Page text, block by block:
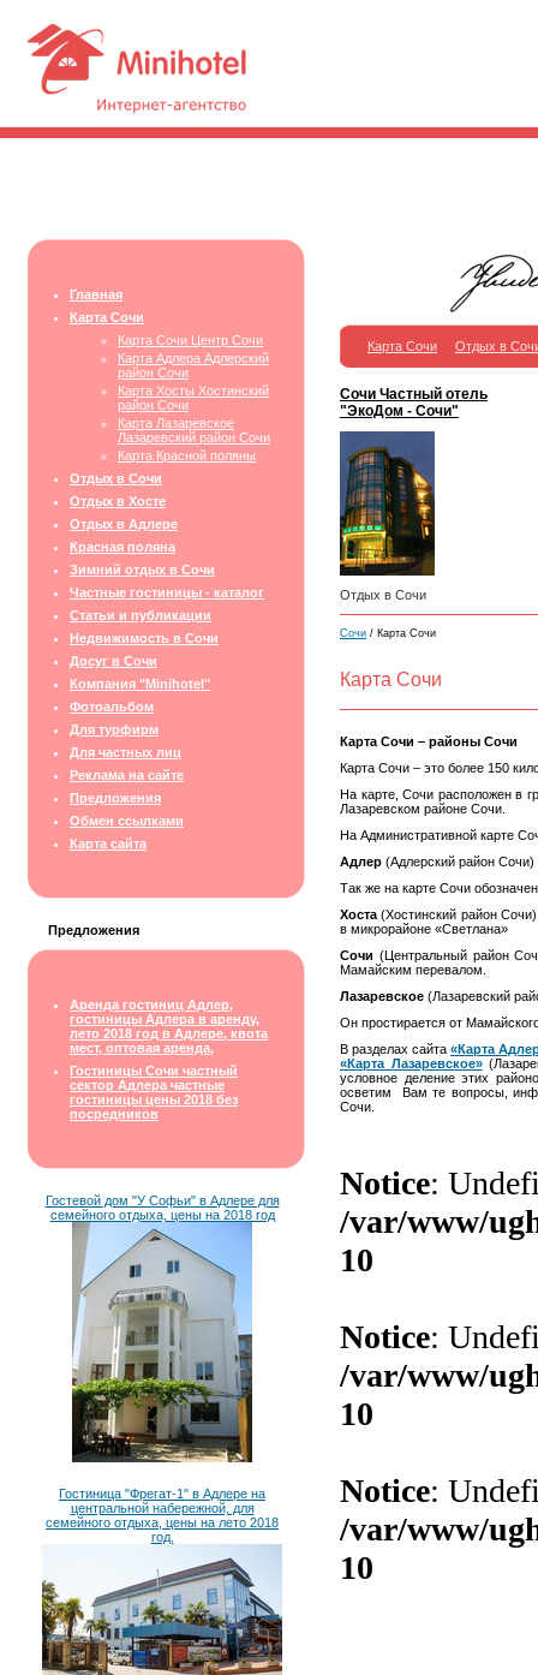
Главная
Карта Сочи
Карта Сочи Центр Сочи
Карта Адлера Адлерский
район Сочи
Карта Хосты Хостинский
район Сочи
Карта Лазаревское
Лазаревский район Сочи
Карта Красной поляны
Отдых в Сочи
Отдых в Хосте
Отдых в Адлере
Красная поляна
Зимний отдых в Сочи
Частные гостиницы - каталог
Статьи и публикации
Недвижимость в Сочи
Досуг в Сочи
Компания "Minihotel"
Фотоальбом
Для турфирм
Для частных лиц
Реклама на сайте
Предложения
Обмен ссылками
Карта сайта
Предложения
Аренда гостиниц Адлер,
гостиницы Адлера в аренду,
лето 2018 год в Адлере, квота
мест, оптовая аренда,
Гостиницы Сочи частный
сектор Адлера частные
гостиницы цены 2018 без
посредников
Гостевой дом "У Софьи" в Адлере для
семейного отдыха, цены на 2018 год
Гостиница "Фрегат-1" в Адлере на
центральной набережной, для
семейного отдыха, цены на лето 2018
год.
Карта Сочи Отдых в
Сочи Частный отель
"ЭкоДом - Сочи"
Отдых в Сочи
Сочи / Карта Сочи
Карта Сочи
Карта Сочи – районы Сочи
Карта Сочи – это более 150
На карте, Сочи расположен в
Лазаревском районе Сочи.
На Административной карте
Адлер (Адлерский район Сочи)
Так же на карте Сочи
Хоста (Хостинский район
в микрорайоне «Светлана»
Сочи (Центральный район
Мамайским перевалом.
Лазаревское (Лазаревский
Он простирается от
В разделах сайта «Карта
«Карта Лазаревское»
условное деление этих
осветим Вам те вопросы,
Сочи.